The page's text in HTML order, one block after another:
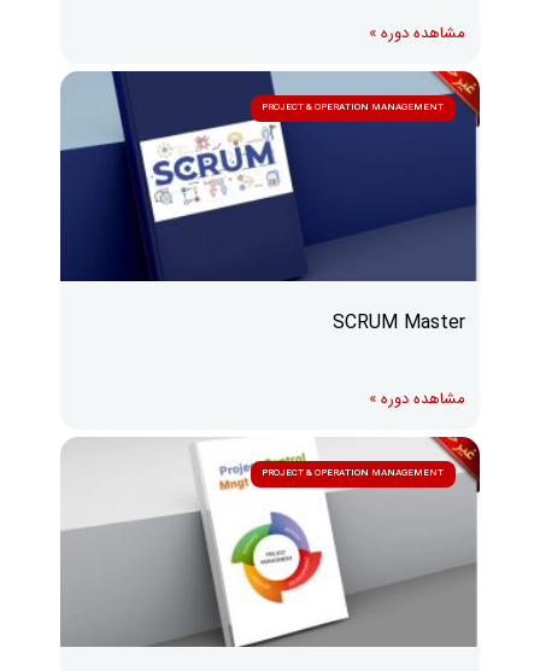
مشاهده دوره »
PROJECT & OPERATION MANAGEMENT
SCRUM Master
مشاهده دوره »
PROJECT & OPERATION MANAGEMENT